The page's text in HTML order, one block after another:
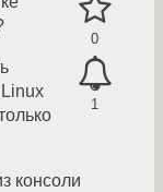
0
1
консоли